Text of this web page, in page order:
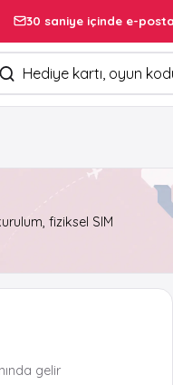
30 saniye içinde e-
arayın
fiziksel SIM
gelir